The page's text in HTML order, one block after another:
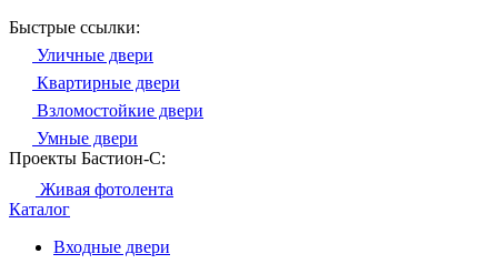
Быстрые ссылки:
Уличные двери
Квартирные двери
Взломостойкие двери
Умные двери
Проекты Бастион-С:
Живая фотолента
Каталог
Входные двери